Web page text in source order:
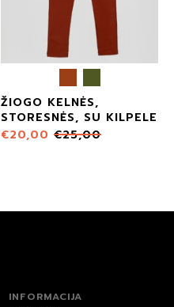
ŽIOGO KELNĖS,
STORESNĖS, SU KILPELE
€20,00 €25,00
INFORMACIJA